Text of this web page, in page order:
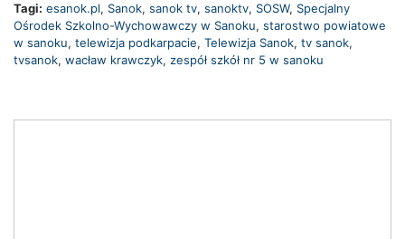
Tagi: esanok.pl, Sanok, sanok tv, sanoktv, SOSW, Specjalny
Ośrodek Szkolno-Wychowawczy w Sanoku, starostwo powiatowe
w sanoku, telewizja podkarpacie, Telewizja Sanok, tv sanok,
tvsanok, wacław krawczyk, zespół szkół nr 5 w sanoku